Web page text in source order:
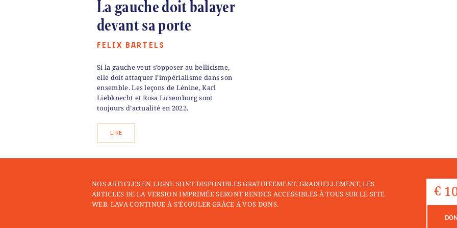
La gauche doit balayer
devant sa porte
FELIX BARTELS
Si la gauche veut s’opposer au bellicisme,
elle doit attaquer l’impérialisme dans son
ensemble. Les leçons de Lénine, Karl
Liebknecht et Rosa Luxemburg sont
toujours d’actualité en 2022.
LIRE
NOS ARTICLES EN LIGNE SONT DISPONIBLES GRATUITEMENT. GRADUELLEMENT, LES
ARTICLES DE LA VERSION IMPRIMÉE SERONT RENDUS ACCESSIBLES À TOUS SUR LE SITE
WEB. LAVA CONTINUE À S’ÉCOULER GRÂCE À VOS DONS.